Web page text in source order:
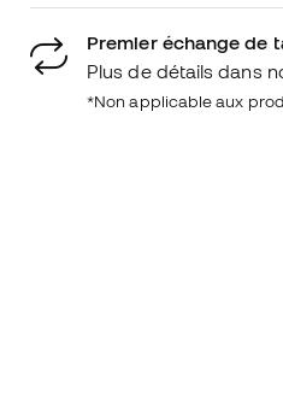
Premier échange de
Plus de détails dans
*Non applicable aux